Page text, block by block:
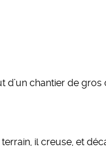
d’un chantier de
il creuse, et